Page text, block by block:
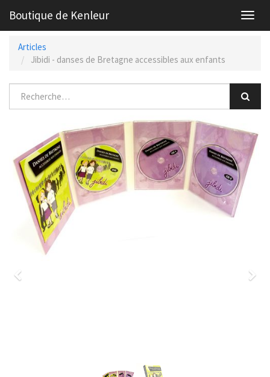
Boutique de Kenleur
Articles
Jibidi - danses de Bretagne accessibles aux enfants